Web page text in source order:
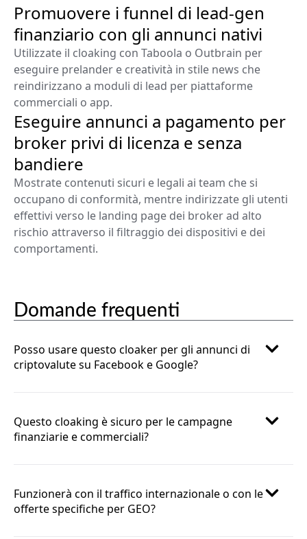
Promuovere i funnel di lead-gen
finanziario con gli annunci nativi
Utilizzate il cloaking con Taboola o Outbrain per
eseguire prelander e creatività in stile news che
reindirizzano a moduli di lead per piattaforme
commerciali o app.
Eseguire annunci a pagamento per
broker privi di licenza e senza
bandiere
Mostrate contenuti sicuri e legali ai team che si
occupano di conformità, mentre indirizzate gli utenti
effettivi verso le landing page dei broker ad alto
rischio attraverso il filtraggio dei dispositivi e dei
comportamenti.
Domande frequenti
Posso usare questo cloaker per gli annunci di
criptovalute su Facebook e Google?
Questo cloaking è sicuro per le campagne
finanziarie e commerciali?
Funzionerà con il traffico internazionale o con le
offerte specifiche per GEO?